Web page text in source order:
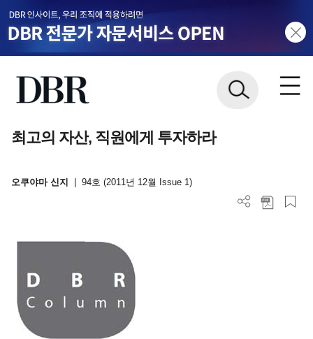
최고의 자산, 직원에게 투자하라
오쿠야마 신지 94호 (2011년 12월 Issue 1)